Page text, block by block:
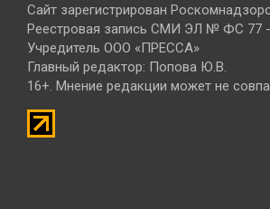
Сайт зарегистрирован
Реестровая запись СМИ ЭЛ № ФС 77 -
Учредитель ООО «ПРЕССА»
Главный редактор: Попова Ю.В.
16+. Мнение редакции может не